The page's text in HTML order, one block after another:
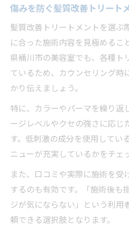
傷みを防ぐ髪質改善トリート
髪質改善トリートメントを選ぶ
に合った施術内容を見極めるこ
県桶川市の美容室でも、各種ト
ているため、カウンセリング時
かり伝えましょう。
特に、カラーやパーマを繰り返
ージレベルやクセの強さに応じ
す。低刺激の成分を使用してい
ニューが充実しているかをチェ
また、口コミや実際に施術を受
するのも有効です。「施術後も
ジが気にならない」という利用
頼できる選択肢となります。